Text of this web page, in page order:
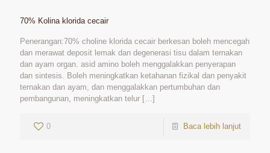
70% Kolina klorida cecair
Penerangan:70% choline klorida cecair berkesan boleh mencegah
dan merawat deposit lemak dan degenerasi tisu dalam ternakan
dan ayam organ. asid amino boleh menggalakkan penyerapan
dan sintesis. Boleh meningkatkan ketahanan fizikal dan penyakit
ternakan dan ayam, dan menggalakkan pertumbuhan dan
pembangunan, meningkatkan telur […]
0 Baca lebih lanjut